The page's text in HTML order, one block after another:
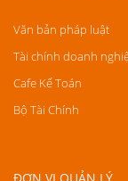
Văn bản pháp luật
Tài chính doanh
Cafe Kế Toán
Bộ Tài Chính